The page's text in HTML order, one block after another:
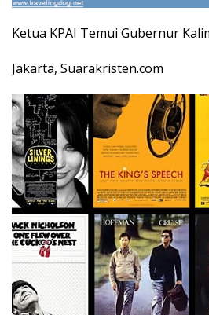
Ketua KPAI Temui Gubernur
Jakarta, Suarakristen.com